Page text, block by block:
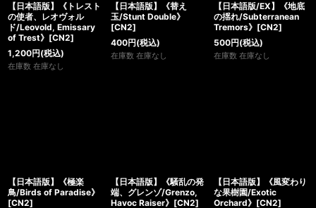
絞り込む
【日本語版】《トレスト
の使者、レオヴォル
ド/Leovold, Emissary
of Trest》[CN2]
1,200円(税込)
在庫数 在庫なし
【日本語版】《替え
玉/Stunt Double》
[CN2]
400円(税込)
在庫数 在庫なし
【日本語版/EX】《地底
の揺れ/Subterranean
Tremors》[CN2]
500円(税込)
在庫数 在庫なし
【日本語版】《極楽
鳥/Birds of Paradise》
[CN2]
【日本語版】《騒乱の発
端、グレンゾ/Grenzo,
Havoc Raiser》[CN2]
【日本語版】《風変わり
な果樹園/Exotic
Orchard》[CN2]